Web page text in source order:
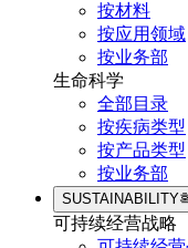
按材料
按应用领域
按业务部
生命科学
全部目录
按疾病类型
按产品类型
按业务部
SUSTAINABILITY
可持续经营战略